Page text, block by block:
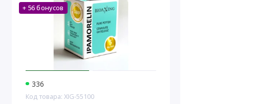
+ 56 бонусов
336
Код товара: XIG-55100